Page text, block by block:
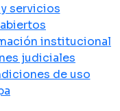
servicios
institucional
judiciales
de uso